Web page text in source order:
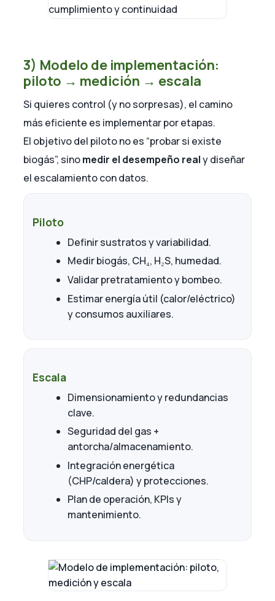
3) Modelo de implementación:
piloto → medición → escala
Si quieres control (y no sorpresas), el camino
más eficiente es implementar por etapas.
El objetivo del piloto no es “probar si existe
biogás”, sinomedir el desempeño realy diseñar
el escalamiento con datos.
Piloto
Definir sustratos y variabilidad.
Medir biogás, CH₄, H₂S, humedad.
Validar pretratamiento y bombeo.
Estimar energía útil (calor/eléctrico)
y consumos auxiliares.
Escala
Dimensionamiento y redundancias
clave.
Seguridad del gas +
antorcha/almacenamiento.
Integración energética
(CHP/caldera) y protecciones.
Plan de operación, KPIs y
mantenimiento.